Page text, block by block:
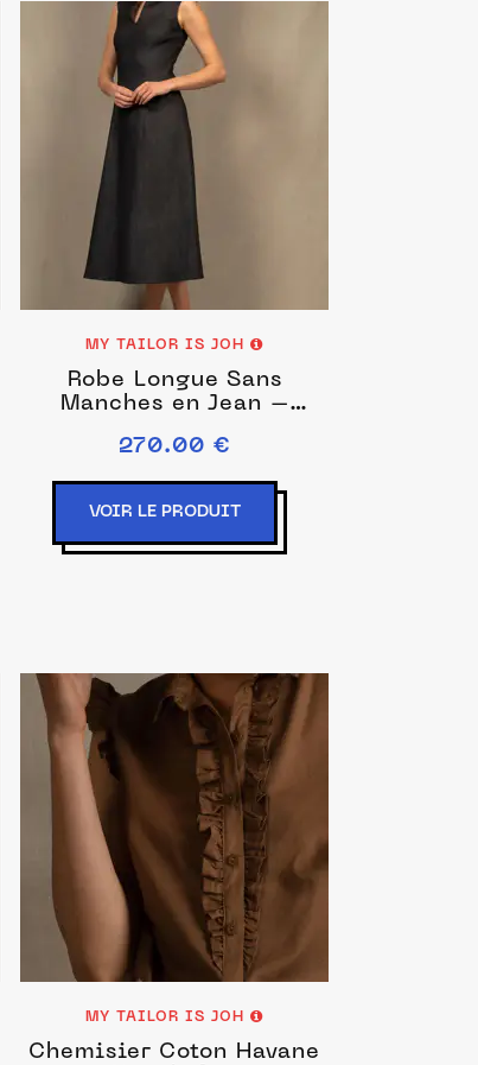
MY TAILOR IS JOH
Robe Longue Sans
Manches en Jean –
270.00 €
VOIR LE PRODUIT
MY TAILOR IS JOH
Chemisier Coton Havane